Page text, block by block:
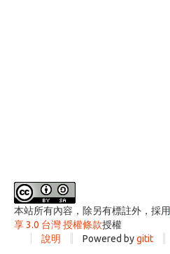
本站所有內容，除另有標註外，採用
享 3.0 台灣 授權條款授權
說明
Powered bygitit